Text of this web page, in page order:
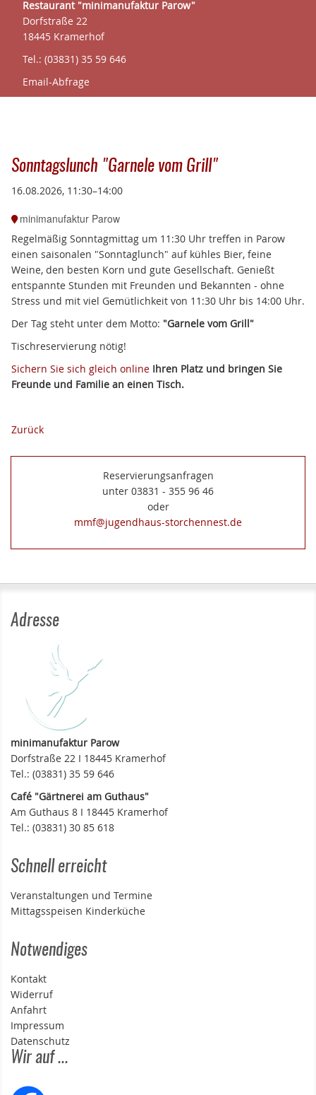
Restaurant "minimanufaktur Parow"
Dorfstraße 22
18445 Kramerhof
Tel.: (03831) 35 59 646
Email-Abfrage
Sonntagslunch "Garnele vom Grill"
16.08.2026, 11:30–14:00
minimanufaktur Parow
Regelmäßig Sonntagmittag um 11:30 Uhr treffen in Parow
einen saisonalen "Sonntaglunch" auf kühles Bier, feine
Weine, den besten Korn und gute Gesellschaft. Genießt
entspannte Stunden mit Freunden und Bekannten - ohne
Stress und mit viel Gemütlichkeit von 11:30 Uhr bis 14:00 Uhr.
Der Tag steht unter dem Motto: "Garnele vom Grill"
Tischreservierung nötig!
Sichern Sie sich gleich online Ihren Platz und bringen Sie
Freunde und Familie an einen Tisch.
Zurück
Reservierungsanfragen
unter 03831 - 355 96 46
oder
mmf@jugendhaus-storchennest.de
Adresse
minimanufaktur Parow
Dorfstraße 22 I 18445 Kramerhof
Tel.: (03831) 35 59 646
Café "Gärtnerei am Guthaus"
Am Guthaus 8 I 18445 Kramerhof
Tel.: (03831) 30 85 618
Schnell erreicht
Veranstaltungen und Termine
Mittagsspeisen Kinderküche
Notwendiges
Kontakt
Widerruf
Anfahrt
Impressum
Datenschutz
Wir auf ...